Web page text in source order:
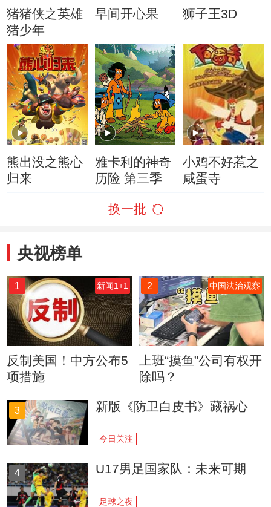
猪猪侠之英雄
猪少年
早间开心果 狮子王3D
熊出没之熊心
归来
雅卡利的神奇
历险 第三季
小鸡不好惹之
咸蛋寺
换一批
央视榜单
1 新闻1+1
反制美国！中方公布5
项措施
2 中国法治观察
上班“摸鱼”公司有权开
除吗？
3 新版《防卫白皮书》藏祸心
今日关注
4 U17男足国家队：未来可期
足球之夜